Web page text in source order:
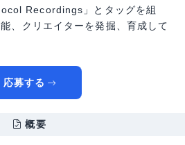
Recordings」とタッグを組
、クリエイターを発掘、育成して
応募する
概要